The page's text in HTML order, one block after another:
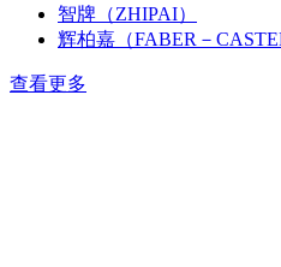
智牌（ZHIPAI）
辉柏嘉（FABER－
查看更多